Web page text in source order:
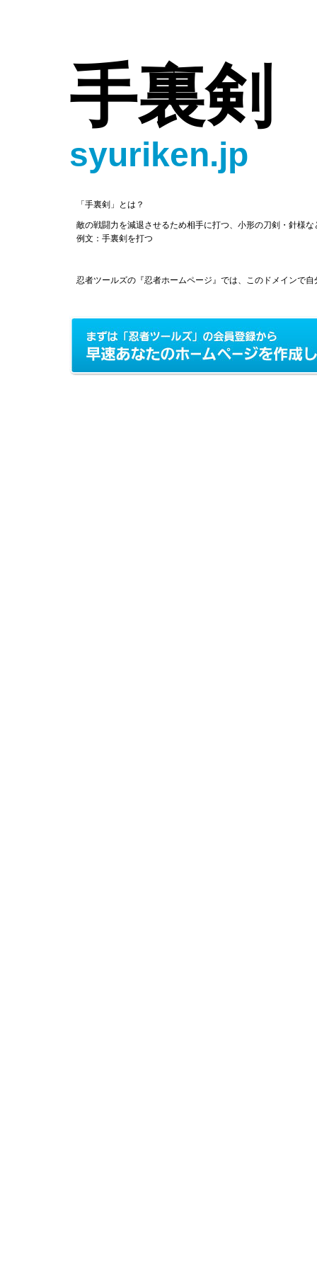
手裏剣
syuriken.jp
「手裏剣」とは？
敵の戦闘力を減退させるため相手に打つ、小形の刀剣・針様
例文：手裏剣を打つ
忍者ツールズの『忍者ホームページ』では、このドメインで